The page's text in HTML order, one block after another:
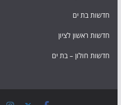
חדשות בת ים
חדשות ראשון לציון
חדשות חולון – בת ים